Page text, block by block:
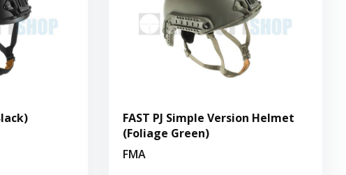
FAST PJ Simple Version Helmet
(Foliage Green)
FMA